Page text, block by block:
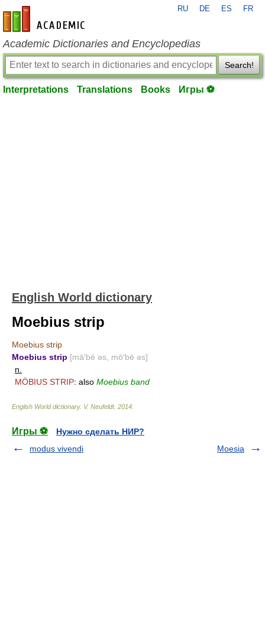
en-academic.com
RU DE ES FR
Academic Dictionaries and Encyclopedias
Search!
Interpretations Translations Books Игры ⚽
English World dictionary
Moebius strip
Moebius strip
Moebius strip [mā′bē əs, mō′bē əs]
n.
MÖBIUS STRIP: also Moebius band
English World dictionary. V. Neufeldt. 2014
Игры ⚽
Нужно сделать НИР?
modus vivendi
Moesia